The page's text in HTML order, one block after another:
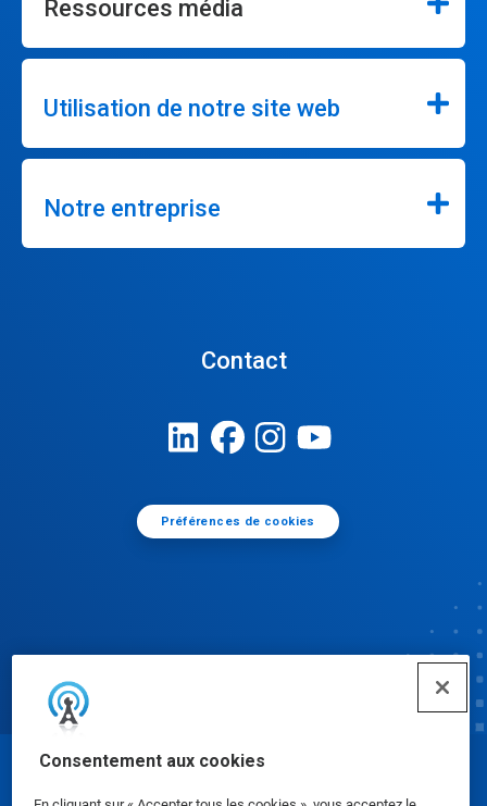
Consentement aux cookies
Ressources média
Utilisation de notre site web
Notre entreprise
Contact
Préférences de cookies